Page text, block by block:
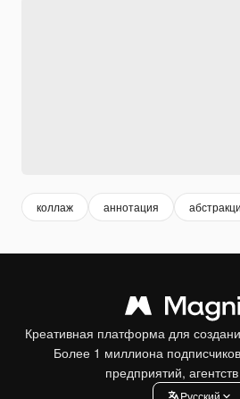
коллаж аннотация
Креативная платформа для
Более 1 миллиона
предприятий,